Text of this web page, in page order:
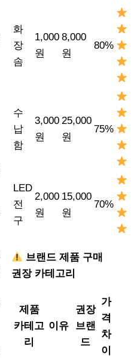
화
장
솜
1,000
원
8,000
원
80%
수
납
함
3,000
원
25,000
원
75%
LED
전
구
2,000
원
15,000
원
70%
브랜드 제품 구매
권장 카테고리
제품
카테고
리
이유
권장
브랜
드
가
격
차
이